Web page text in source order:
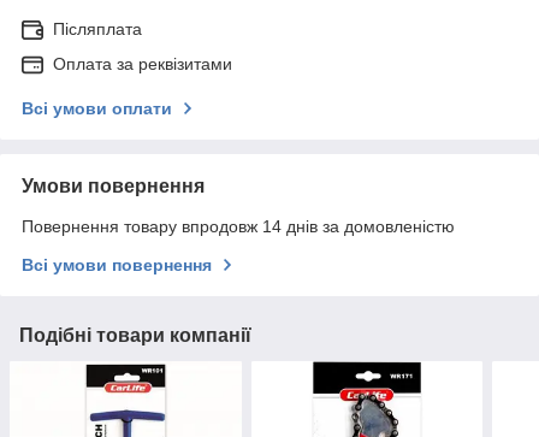
Післяплата
Оплата за реквізитами
Всі умови оплати
Умови повернення
Повернення товару впродовж 14 днів за домовленістю
Всі умови повернення
Подібні товари компанії